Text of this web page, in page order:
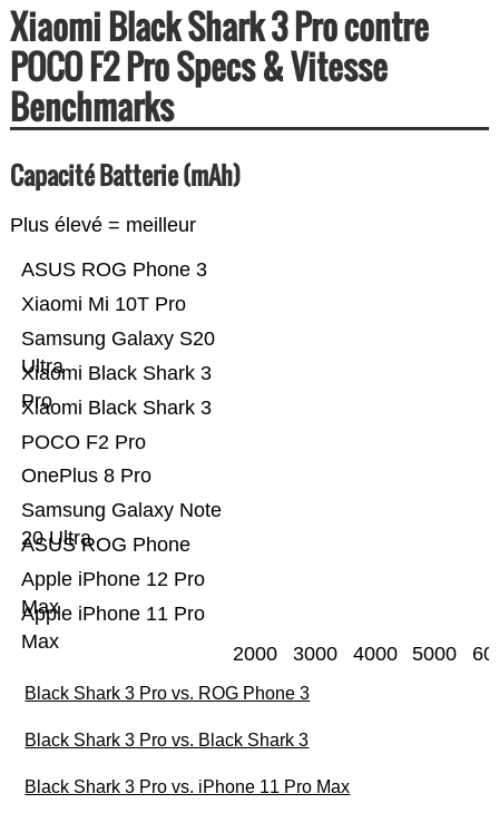
Xiaomi Black Shark 3 Pro contre
POCO F2 Pro Specs & Vitesse
Benchmarks
Capacité Batterie (mAh)
Plus élevé = meilleur
Apple iPhone 11 Pro
Max
Apple iPhone 12 Pro
Max
ASUS ROG Phone
Samsung Galaxy Note
20 Ultra
OnePlus 8 Pro
POCO F2 Pro
Xiaomi Black Shark 3
Xiaomi Black Shark 3
Pro
Samsung Galaxy S20
Ultra
Xiaomi Mi 10T Pro
ASUS ROG Phone 3
2000 3000 4000 5000
Black Shark 3 Pro vs. ROG Phone 3
Black Shark 3 Pro vs. Black Shark 3
Black Shark 3 Pro vs. iPhone 11 Pro Max